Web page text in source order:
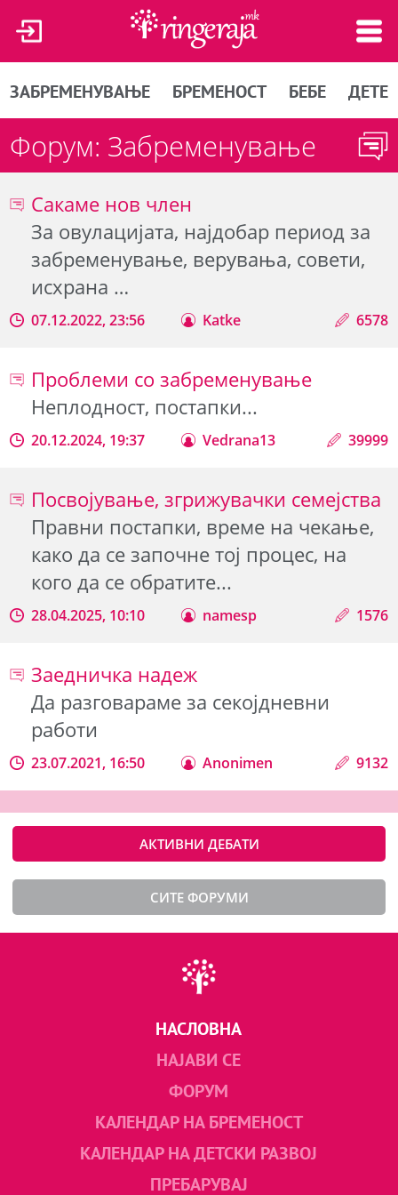
ЗАБРЕМЕНУВАЊЕ БРЕМЕНОСТ БЕБЕ ДЕТЕ
Форум: Забременување
Сакаме нов член
За овулацијата, најдобар период за
забременување, верувања, совети,
исхрана …
07.12.2022, 23:56 Katke 6578
Проблеми со забременување
Неплодност, постапки...
20.12.2024, 19:37 Vedrana13 39999
Посвојување, згрижувачки семејства
Правни постапки, време на чекање,
како да се започне тој процес, на
кого да се обратите...
28.04.2025, 10:10 namesp 1576
Заедничка надеж
Да разговараме за секојдневни
работи
23.07.2021, 16:50 Anonimen 9132
АКТИВНИ ДЕБАТИ
СИТЕ ФОРУМИ
НАСЛОВНА
НАЈАВИ СЕ
ФОРУМ
КАЛЕНДАР НА БРЕМЕНОСТ
КАЛЕНДАР НА ДЕТСКИ РАЗВОЈ
ПРЕБАРУВАЈ